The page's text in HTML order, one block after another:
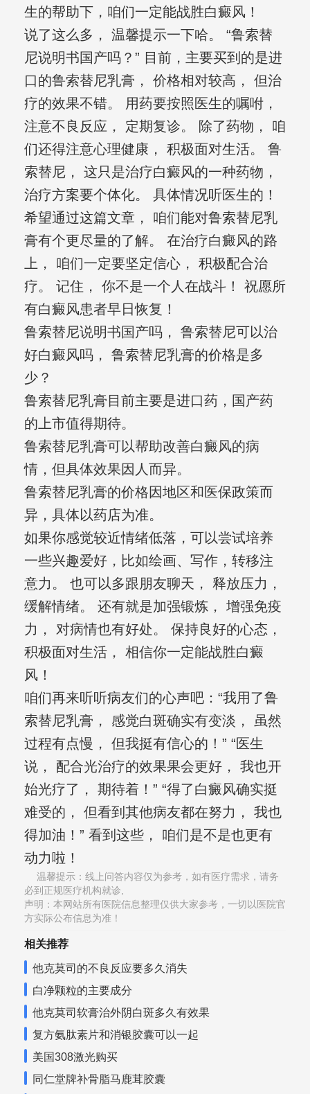
生的帮助下，咱们一定能战胜白癜风！
说了这么多， 温馨提示一下哈。 “鲁索替
尼说明书国产吗？” 目前，主要买到的是进
口的鲁索替尼乳膏， 价格相对较高， 但治
疗的效果不错。 用药要按照医生的嘱咐，
注意不良反应， 定期复诊。 除了药物， 咱
们还得注意心理健康， 积极面对生活。 鲁
索替尼， 这只是治疗白癜风的一种药物，
治疗方案要个体化。 具体情况听医生的！
希望通过这篇文章， 咱们能对鲁索替尼乳
膏有个更尽量的了解。 在治疗白癜风的路
上， 咱们一定要坚定信心， 积极配合治
疗。 记住， 你不是一个人在战斗！ 祝愿所
有白癜风患者早日恢复！
鲁索替尼说明书国产吗， 鲁索替尼可以治
好白癜风吗， 鲁索替尼乳膏的价格是多
少？
鲁索替尼乳膏目前主要是进口药，国产药
的上市值得期待。
鲁索替尼乳膏可以帮助改善白癜风的病
情，但具体效果因人而异。
鲁索替尼乳膏的价格因地区和医保政策而
异，具体以药店为准。
如果你感觉较近情绪低落，可以尝试培养
一些兴趣爱好，比如绘画、写作，转移注
意力。 也可以多跟朋友聊天， 释放压力，
缓解情绪。 还有就是加强锻炼， 增强免疫
力， 对病情也有好处。 保持良好的心态，
积极面对生活， 相信你一定能战胜白癜
风！
咱们再来听听病友们的心声吧：“我用了鲁
索替尼乳膏， 感觉白斑确实有变淡， 虽然
过程有点慢， 但我挺有信心的！” “医生
说， 配合光治疗的效果果会更好， 我也开
始光疗了， 期待着！” “得了白癜风确实挺
难受的， 但看到其他病友都在努力， 我也
得加油！” 看到这些， 咱们是不是也更有
动力啦！
温馨提示：线上问答内容仅为参考，如有医疗需求，请务
必到正规医疗机构就诊,
声明：本网站所有医院信息整理仅供大家参考，一切以医院官
方实际公布信息为准！
相关推荐
他克莫司的不良反应要多久消失
白净颗粒的主要成分
他克莫司软膏治外阴白斑多久有效果
复方氨肽素片和消银胶囊可以一起
美国308激光购买
同仁堂牌补骨脂马鹿茸胶囊